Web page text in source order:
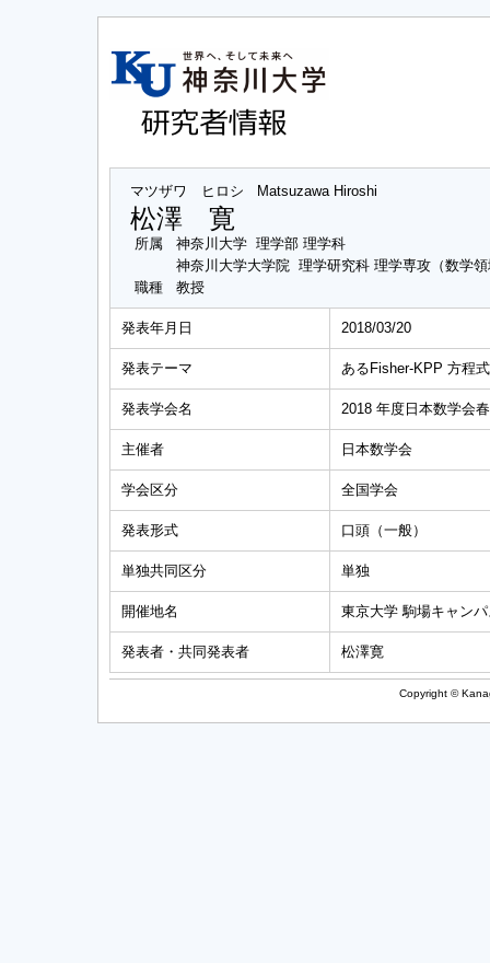
マツザワ ヒロシ Matsuzawa Hiroshi
松澤 寛
所属
神奈川大学 理学部 理学科
神奈川大学大学院 理学研究科 理学専攻（数学
職種
教授
発表年月日 2018/03/20
発表テーマ あるFisher-KPP 方程
発表学会名 2018 年度日本数学会
主催者 日本数学会
学会区分 全国学会
発表形式 口頭（一般）
単独共同区分 単独
開催地名 東京大学 駒場キャン
発表者・共同発表者 松澤寛
Copyright ©